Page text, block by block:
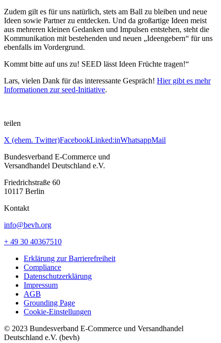
Zudem gilt es für uns natürlich, stets am Ball zu bleiben und neue
Ideen sowie Partner zu entdecken. Und da großartige Ideen meist
aus mehreren kleinen Gedanken und Impulsen entstehen, steht die
Kommunikation mit bestehenden und neuen „Ideengebern“ für uns
ebenfalls im Vordergrund.
Kommt bitte auf uns zu! SEED lässt Ideen Früchte tragen!“
Lars, vielen Dank für das interessante Gespräch! Hier gibt es mehr
Informationen zur seed-Initiative.
teilen
X (ehem. Twitter)FacebookLinked:inWhatsappMail
Bundesverband E-Commerce und
Versandhandel Deutschland e.V.
Friedrichstraße 60
10117 Berlin
Kontakt
info@bevh.org
+ 49 30 40367510
Erklärung zur Barrierefreiheit
Compliance
Datenschutzerklärung
Impressum
AGB
Grounding Page
Cookie-Einstellungen
© 2023 Bundesverband E-Commerce und Versandhandel
Deutschland e.V. (bevh)